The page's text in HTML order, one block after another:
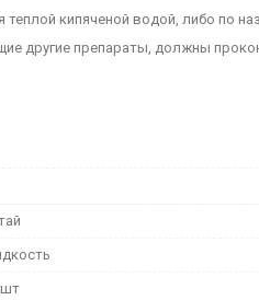
теплой кипяченой водой, либо по
другие препараты, должны
шт